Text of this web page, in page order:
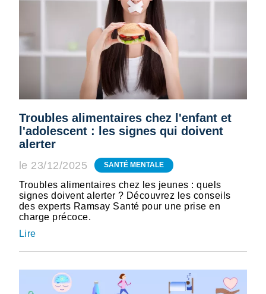
Troubles alimentaires chez l'enfant et
l'adolescent : les signes qui doivent
alerter
le 23/12/2025 SANTÉ MENTALE
Troubles alimentaires chez les jeunes : quels
signes doivent alerter ? Découvrez les conseils
des experts Ramsay Santé pour une prise en
charge précoce.
Lire